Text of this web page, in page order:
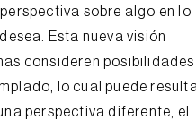
sobre algo en lo
Esta nueva visión
consideren posibilidades
lo cual puede
perspectiva diferente, el